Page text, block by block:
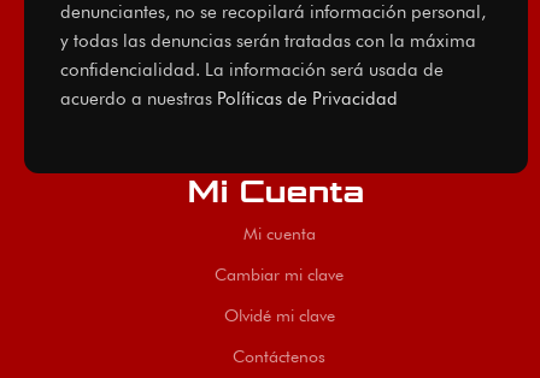
denunciantes, no se recopilará información personal,
y todas las denuncias serán tratadas con la máxima
confidencialidad. La información será usada de
acuerdo a nuestras Políticas de Privacidad
Mi Cuenta
Mi cuenta
Cambiar mi clave
Olvidé mi clave
Contáctenos